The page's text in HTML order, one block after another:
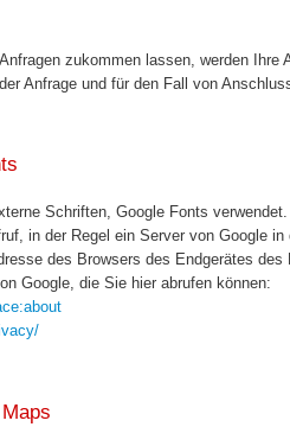
zukommen lassen, werden
Anfrage und für den Fall von
Schriften, Google Fonts
in der Regel ein Server von Google
des Browsers des Endgerätes
Google, die Sie hier abrufen können: